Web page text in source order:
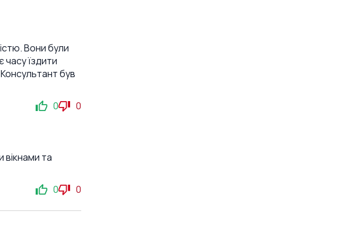
Вони були
часу їздити
був
0
0
та
0
0